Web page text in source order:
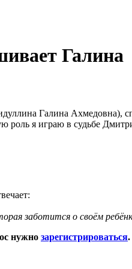
Галина
Галина Ахмедовна),
роль я играю в судьбе
заботится о своём
нужно зарегистрироваться.